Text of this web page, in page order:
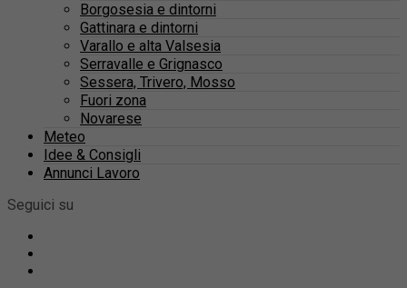
Borgosesia e dintorni
Gattinara e dintorni
Varallo e alta Valsesia
Serravalle e Grignasco
Sessera, Trivero, Mosso
Fuori zona
Novarese
Meteo
Idee & Consigli
Annunci Lavoro
Seguici su